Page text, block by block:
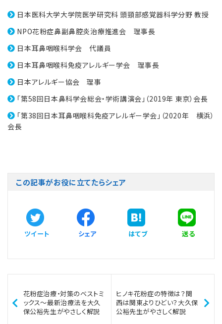
日本医科大学大学院医学研究科 頭頸部感覚器科学分野 教授
NPO花粉症鼻副鼻腔炎治療推進会 理事長
日本耳鼻咽喉科学会 代議員
日本耳鼻咽喉科免疫アレルギー学会 理事長
日本アレルギー協会 理事
「第58回日本鼻科学会総会・学術講演会」（2019年 東京）会長
「第38回日本耳鼻咽喉科免疫アレルギー学会」（2020年 横浜）
会長
この記事がお役に立てたらシェア
ツイート シェア はてブ 送る
花粉症治療・対策のベストミ
ックス～最新治療法を大久
保公裕先生がやさしく解説
ヒノキ花粉症の特徴は？関
西は関東よりひどい？大久保
公裕先生がやさしく解説